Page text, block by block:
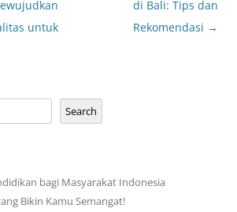
untuk
di Bali: Tips dan
Rekomendasi →
Search
bagi Masyarakat Indonesia
Bikin Kamu Semangat!